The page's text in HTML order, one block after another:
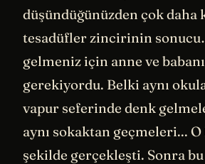
düşündüğünüzden çok daha
tesadüfler zincirinin
gelmeniz için anne ve
gerekiyordu. Belki aynı
vapur seferinde denk
aynı sokaktan geçmeleri...
şekilde gerçekleşti. Sonra